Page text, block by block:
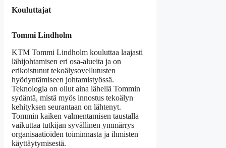
Kouluttajat
Tommi Lindholm
KTM Tommi Lindholm kouluttaa laajasti
lähijohtamisen eri osa-alueita ja on
erikoistunut tekoälysovellutusten
hyödyntämiseen johtamistyössä.
Teknologia on ollut aina lähellä Tommin
sydäntä, mistä myös innostus tekoälyn
kehityksen seurantaan on lähtenyt.
Tommin kaiken valmentamisen taustalla
vaikuttaa tutkijan syvällinen ymmärrys
organisaatioiden toiminnasta ja ihmisten
käyttäytymisestä.